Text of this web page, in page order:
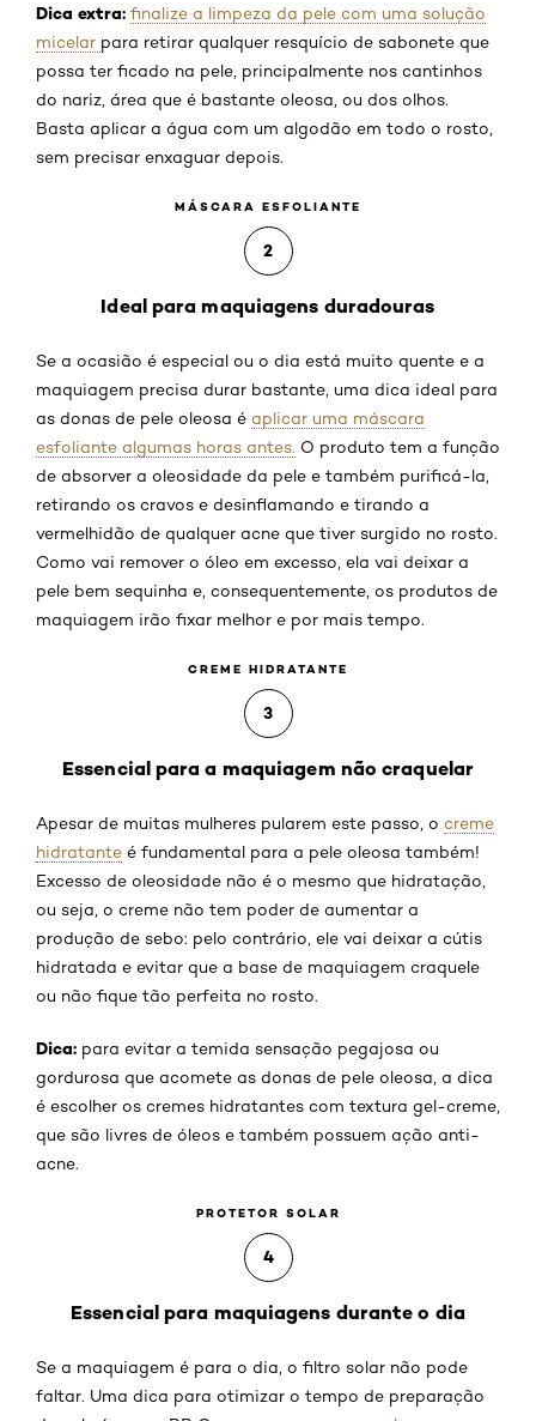
Dica extra: finalize a limpeza da pele com uma solução
micelar para retirar qualquer resquício de sabonete que
possa ter ficado na pele, principalmente nos cantinhos
do nariz, área que é bastante oleosa, ou dos olhos.
Basta aplicar a água com um algodão em todo o rosto,
sem precisar enxaguar depois.
MÁSCARA ESFOLIANTE
2
Ideal para maquiagens duradouras
Se a ocasião é especial ou o dia está muito quente e a
maquiagem precisa durar bastante, uma dica ideal para
as donas de pele oleosa é aplicar uma máscara
esfoliante algumas horas antes. O produto tem a função
de absorver a oleosidade da pele e também purificá-la,
retirando os cravos e desinflamando e tirando a
vermelhidão de qualquer acne que tiver surgido no rosto.
Como vai remover o óleo em excesso, ela vai deixar a
pele bem sequinha e, consequentemente, os produtos de
maquiagem irão fixar melhor e por mais tempo.
CREME HIDRATANTE
3
Essencial para a maquiagem não craquelar
Apesar de muitas mulheres pularem este passo, o creme
hidratante é fundamental para a pele oleosa também!
Excesso de oleosidade não é o mesmo que hidratação,
ou seja, o creme não tem poder de aumentar a
produção de sebo: pelo contrário, ele vai deixar a cútis
hidratada e evitar que a base de maquiagem craquele
ou não fique tão perfeita no rosto.
Dica: para evitar a temida sensação pegajosa ou
gordurosa que acomete as donas de pele oleosa, a dica
é escolher os cremes hidratantes com textura gel-creme,
que são livres de óleos e também possuem ação anti-
acne.
PROTETOR SOLAR
4
Essencial para maquiagens durante o dia
Se a maquiagem é para o dia, o filtro solar não pode
faltar. Uma dica para otimizar o tempo de preparação